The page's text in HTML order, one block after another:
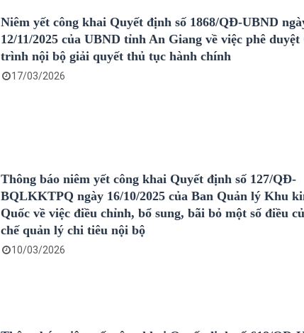
Niêm yết công khai Quyết định số 1868/QĐ-UBND
12/11/2025 của UBND tỉnh An Giang về việc phê duyệt
trình nội bộ giải quyết thủ tục hành chính
17/03/2026
Thông báo niêm yết công khai Quyết định số 127/QĐ-
BQLKKTPQ ngày 16/10/2025 của Ban Quản lý Khu
Quốc về việc điều chỉnh, bổ sung, bãi bỏ một số điều
chế quản lý chi tiêu nội bộ
10/03/2026